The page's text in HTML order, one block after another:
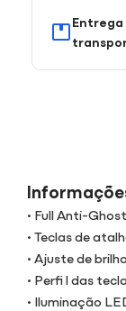
Entrega
• Full Anti-
• Teclas de
• Ajuste de brilho
• Perfi l das
• Iluminação